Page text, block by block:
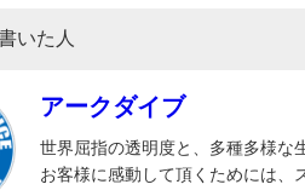
いた人
アークダイブ
世界屈指の透明度と、多種多様な
お客様に感動して頂くためには、